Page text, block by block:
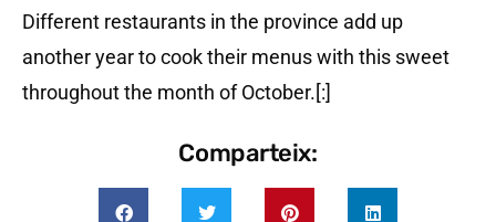
Different restaurants in the province add up
another year to cook their menus with this sweet
throughout the month of October.[:]
Comparteix: